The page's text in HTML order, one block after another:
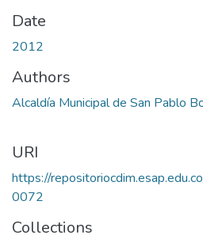
Date
2012
Authors
Alcaldía Municipal de San Pablo
URI
https://
0072
Collections